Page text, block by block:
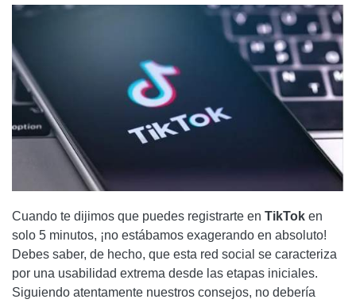
Cuando te dijimos que puedes registrarte en TikTok en
solo 5 minutos, ¡no estábamos exagerando en absoluto!
Debes saber, de hecho, que esta red social se caracteriza
por una usabilidad extrema desde las etapas iniciales.
Siguiendo atentamente nuestros consejos, no debería